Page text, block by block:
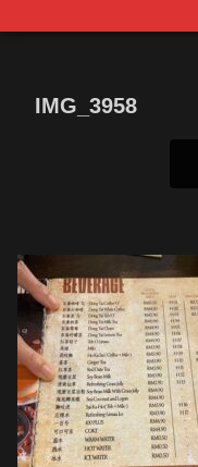
IMG_3958